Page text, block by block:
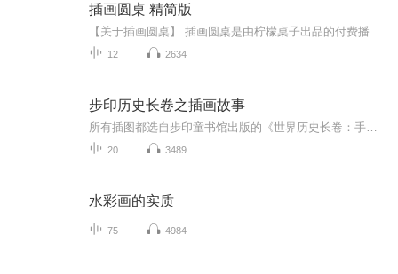
插画圆桌 精简版
12 2634
步印历史长卷之插画故事
20 3489
水彩画的实质
75 4984